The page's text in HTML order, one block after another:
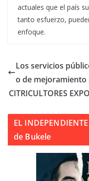
actuales que el país
tanto esfuerzo,
enfoque.
Los servicios
o de mejoramiento
CITRICULTORES
EL
de Bukele